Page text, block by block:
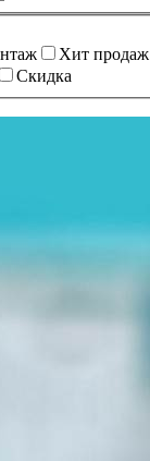
Xит продаж
Скидка